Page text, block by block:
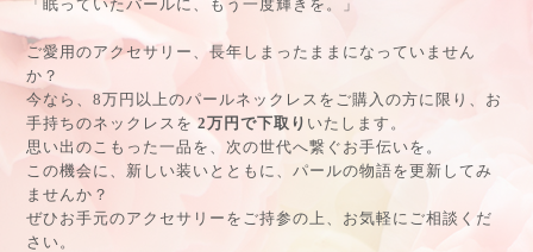
「眠っていたパールに、もう一度輝きを。」
ご愛用のアクセサリー、長年しまったままになっていません
か？
今なら、8万円以上のパールネックレスをご購入の方に限り、お
手持ちのネックレスを 2万円で下取り いたします。
思い出のこもった一品を、次の世代へ繋ぐお手伝いを。
この機会に、新しい装いとともに、パールの物語を更新してみ
ませんか？
ぜひお手元のアクセサリーをご持参の上、お気軽にご相談くだ
さい。